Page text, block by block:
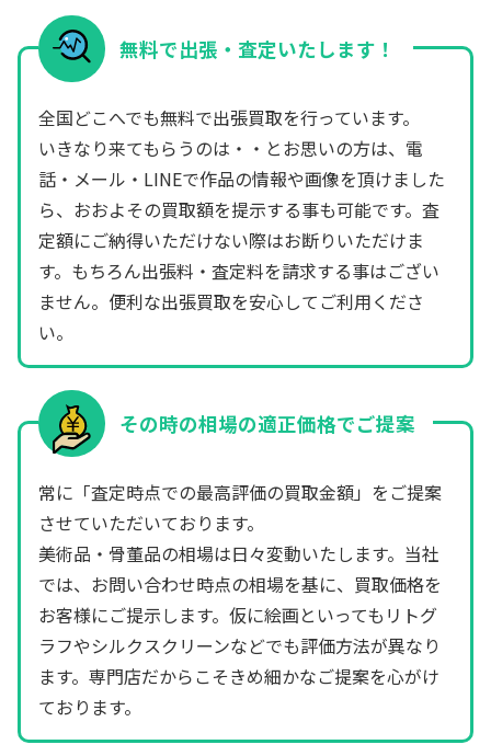
無料で出張・査定いたします！
全国どこへでも無料で出張買取を行っています。
いきなり来てもらうのは・・とお思いの方は、電
話・メール・LINEで作品の情報や画像を頂けました
ら、おおよその買取額を提示する事も可能です。査
定額にご納得いただけない際はお断りいただけま
す。もちろん出張料・査定料を請求する事はござい
ません。便利な出張買取を安心してご利用くださ
い。
その時の相場の適正価格でご提案
常に「査定時点での最高評価の買取金額」をご提案
させていただいております。
美術品・骨董品の相場は日々変動いたします。当社
では、お問い合わせ時点の相場を基に、買取価格を
お客様にご提示します。仮に絵画といってもリトグ
ラフやシルクスクリーンなどでも評価方法が異なり
ます。専門店だからこそきめ細かなご提案を心がけ
ております。